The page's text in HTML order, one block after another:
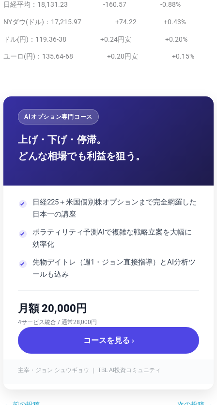
日経平均：18,131.23 -160.57 -0.88%
NYダウ(ドル)：17,215.97 +74.22 +0.43%
ドル(円)：119.36-38 +0.24円安 +0.20%
ユーロ(円)：135.64-68 +0.20円安 +0.15%
AIオプション専門コース
上げ・下げ・停滞。
どんな相場でも利益を狙う。
日経225＋米国個別株オプションまで完全網羅した
日本一の講座
ボラティリティ予測AIで複雑な戦略立案を大幅に
効率化
先物デイトレ（週1・ジョン直接指導）とAI分析ツ
ールも込み
月額 20,000円
4サービス統合 / 通常28,000円
コースを見る ›
主宰・ジョン シュウギョウ ｜ TBL AI投資コミュニティ